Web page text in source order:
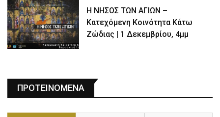
Η ΝΗΣΟΣ ΤΩΝ ΑΓΙΩΝ –
Κατεχόμενη Κοινότητα Κάτω
Ζώδιας | 1 Δεκεμβρίου, 4μμ
ΠΡΟΤΕΙΝΟΜΕΝΑ